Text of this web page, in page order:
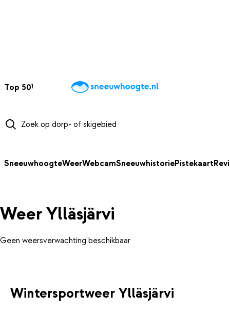
Top 50Webcams WintersportweerKaarten
SneeuwhoogteWeerWebcamSneeuwhistoriePistekaart
Weer Ylläsjärvi
Geen weersverwachting beschikbaar
Wintersportweer Ylläsjärvi